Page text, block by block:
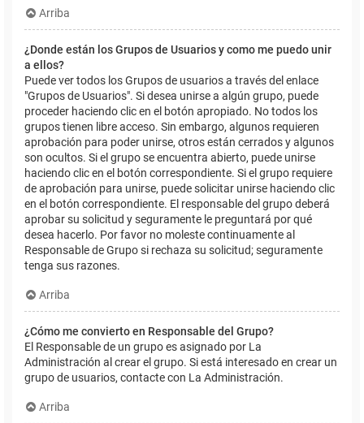
Arriba
¿Donde están los Grupos de Usuarios y como me puedo unir
a ellos?
Puede ver todos los Grupos de usuarios a través del enlace
"Grupos de Usuarios". Si desea unirse a algún grupo, puede
proceder haciendo clic en el botón apropiado. No todos los
grupos tienen libre acceso. Sin embargo, algunos requieren
aprobación para poder unirse, otros están cerrados y algunos
son ocultos. Si el grupo se encuentra abierto, puede unirse
haciendo clic en el botón correspondiente. Si el grupo requiere
de aprobación para unirse, puede solicitar unirse haciendo clic
en el botón correspondiente. El responsable del grupo deberá
aprobar su solicitud y seguramente le preguntará por qué
desea hacerlo. Por favor no moleste continuamente al
Responsable de Grupo si rechaza su solicitud; seguramente
tenga sus razones.
Arriba
¿Cómo me convierto en Responsable del Grupo?
El Responsable de un grupo es asignado por La
Administración al crear el grupo. Si está interesado en crear un
grupo de usuarios, contacte con La Administración.
Arriba